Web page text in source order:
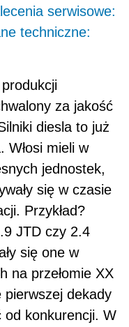
serwisowe:
techniczne:
za jakość
diesla to już
Włosi mieli w
jednostek,
się w czasie
Przykład?
JTD czy 2.4
się one w
na przełomie XX
pierwszej dekady
od konkurencji. W